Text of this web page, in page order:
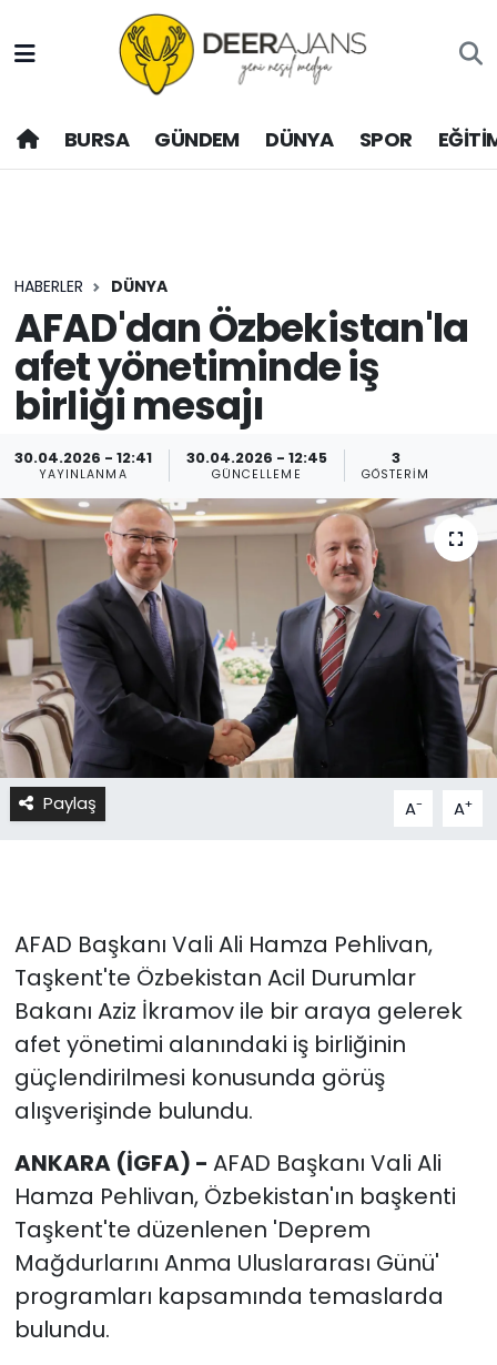
BURSA GÜNDEM DÜNYA SPOR
HABERLER DÜNYA
AFAD'dan Özbekistan'la
afet yönetiminde iş
birliği mesajı
30.04.2026 - 12:41
YAYINLANMA
30.04.2026 - 12:45
GÜNCELLEME
3
GÖSTERIM
Paylaş A- A+
AFAD Başkanı Vali Ali Hamza Pehlivan,
Taşkent'te Özbekistan Acil Durumlar
Bakanı Aziz İkramov ile bir araya gelerek
afet yönetimi alanındaki iş birliğinin
güçlendirilmesi konusunda görüş
alışverişinde bulundu.
ANKARA (İGFA) - AFAD Başkanı Vali Ali
Hamza Pehlivan, Özbekistan'ın başkenti
Taşkent'te düzenlenen 'Deprem
Mağdurlarını Anma Uluslararası Günü'
programları kapsamında temaslarda
bulundu.
Hava Durumu
Trafik Durumu
Son Dakika Haberleri
Haber Arşivi